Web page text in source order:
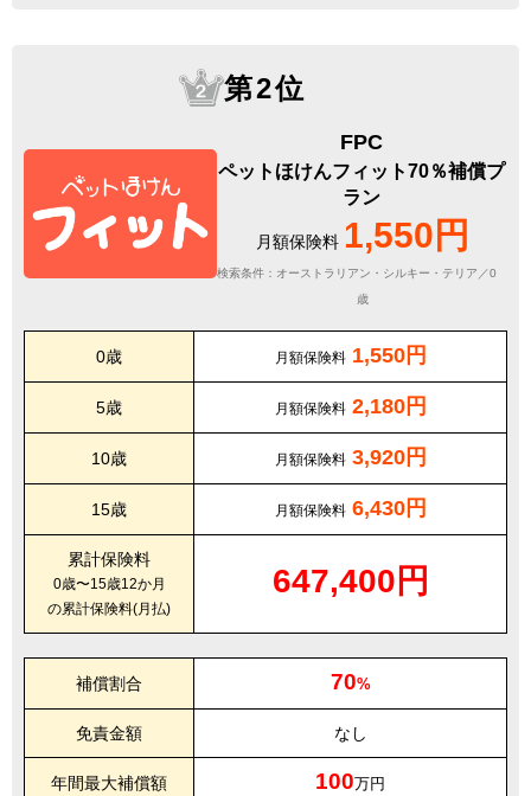
第2位
FPC
ペットほけんフィット70％補償プ
ラン
月額保険料 1,550円
検索条件：オーストラリアン・シルキー・テリア／0
歳
0歳 月額保険料 1,550円
5歳 月額保険料 2,180円
10歳 月額保険料 3,920円
15歳 月額保険料 6,430円
累計保険料
0歳〜15歳12か月
の累計保険料(月払)
647,400円
補償割合 70%
免責金額 なし
年間最大補償額 100万円